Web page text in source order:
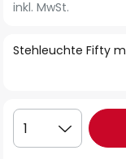
der
springen
Stehleuchte Fifty
inkl. MwSt.
1